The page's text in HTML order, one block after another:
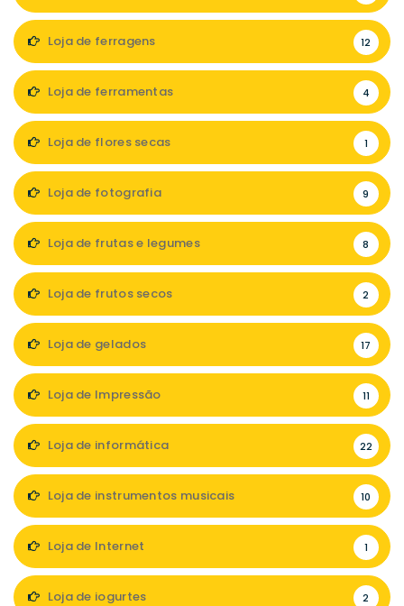
Loja de ferragens 12
Loja de ferramentas 4
Loja de flores secas 1
Loja de fotografia 9
Loja de frutas e legumes 8
Loja de frutos secos 2
Loja de gelados 17
Loja de Impressão 11
Loja de informática 22
Loja de instrumentos musicais 10
Loja de Internet 1
Loja de iogurtes 2